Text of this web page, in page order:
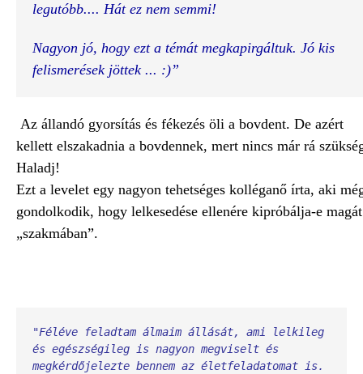
legutóbb.... Hát ez nem semmi!
Nagyon jó, hogy ezt a témát megkapirgáltuk. Jó kis
felismerések jöttek ... :)”
Az állandó gyorsítás és fékezés öli a bovdent. De azért
kellett elszakadnia a bovdennek, mert nincs már rá
Haladj!
Ezt a levelet egy nagyon tehetséges kolléganő írta, aki
gondolkodik, hogy lelkesedése ellenére kipróbálja-e
„szakmában”.
"Féléve feladtam álmaim állását, ami lelkileg
és egészségileg is nagyon megviselt és
megkérdőjelezte bennem az életfeladatomat is.